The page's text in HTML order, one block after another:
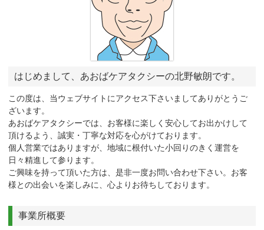
はじめまして、あおばケアタクシーの北野敏朗です。
この度は、当ウェブサイトにアクセス下さいましてありがとうご
ざいます。
あおばケアタクシーでは、お客様に楽しく安心してお出かけして
頂けるよう、誠実・丁寧な対応を心がけております。
個人営業ではありますが、地域に根付いた小回りのきく運営を
日々精進して参ります。
ご興味を持って頂いた方は、是非一度お問い合わせ下さい。お客
様との出会いを楽しみに、心よりお待ちしております。
事業所概要